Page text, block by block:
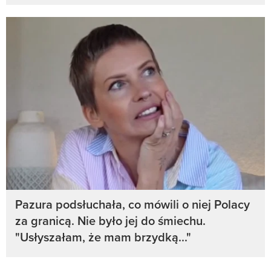
Pazura podsłuchała, co mówili o niej Polacy
za granicą. Nie było jej do śmiechu.
"Usłyszałam, że mam brzydką..."